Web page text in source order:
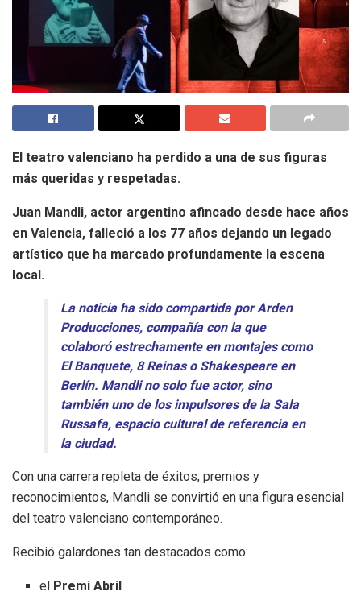
El teatro valenciano ha perdido a una de sus figuras
más queridas y respetadas.
Juan Mandli, actor argentino afincado desde hace años
en Valencia, falleció a los 77 años dejando un legado
artístico que ha marcado profundamente la escena
local.
La noticia ha sido compartida por Arden
Producciones, compañía con la que
colaboró estrechamente en montajes como
El Banquete, 8 Reinas o Shakespeare en
Berlín. Mandli no solo fue actor, sino
también uno de los impulsores de la Sala
Russafa, espacio cultural de referencia en
la ciudad.
Con una carrera repleta de éxitos, premios y
reconocimientos, Mandli se convirtió en una figura esencial
del teatro valenciano contemporáneo.
Recibió galardones tan destacados como:
el Premi Abril